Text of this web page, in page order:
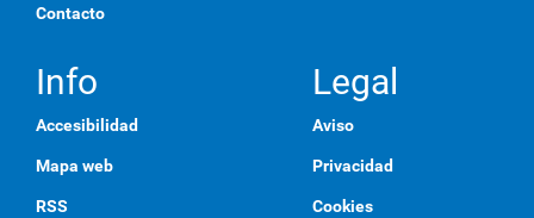
Contacto
Info
Accesibilidad
Mapa web
RSS
Legal
Aviso
Privacidad
Cookies